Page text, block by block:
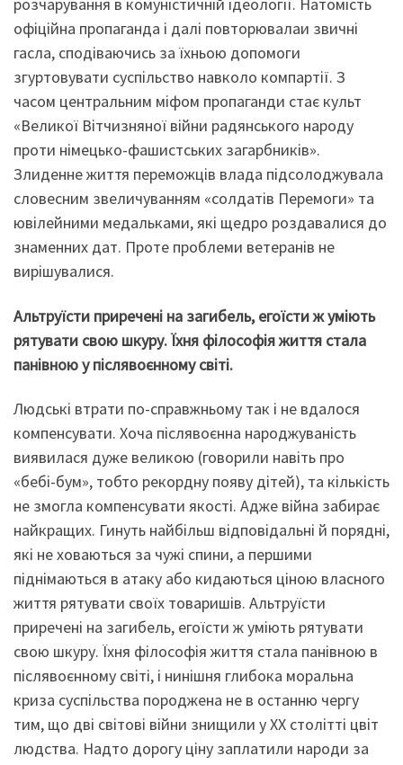
розчарування в комуністичній ідеології. Натомість
офіційна пропаганда і далі повторювалаи звичні
гасла, сподіваючись за їхньою допомоги
згуртовувати суспільство навколо компартії. З
часом центральним міфом пропаганди стає культ
«Великої Вітчизняної війни радянського народу
проти німецько-фашистських загарбників».
Злиденне життя переможців влада підсолоджувала
словесним звеличуванням «солдатів Перемоги» та
ювілейними медальками, які щедро роздавалися до
знаменних дат. Проте проблеми ветеранів не
вирішувалися.
Альтруїсти приречені на загибель, егоїсти ж уміють
рятувати свою шкуру. Їхня філософія життя стала
панівною у післявоєнному світі.
Людські втрати по-справжньому так і не вдалося
компенсувати. Хоча післявоєнна народжуваність
виявилася дуже великою (говорили навіть про
«бебі-бум», тобто рекордну появу дітей), та кількість
не змогла компенсувати якості. Адже війна забирає
найкращих. Гинуть найбільш відповідальні й порядні,
які не ховаються за чужі спини, а першими
піднімаються в атаку або кидаються ціною власного
життя рятувати своїх товаришів. Альтруїсти
приречені на загибель, егоїсти ж уміють рятувати
свою шкуру. Їхня філософія життя стала панівною в
післявоєнному світі, і нинішня глибока моральна
криза суспільства породжена не в останню чергу
тим, що дві світові війни знищили у ХХ столітті цвіт
людства. Надто дорогу ціну заплатили народи за